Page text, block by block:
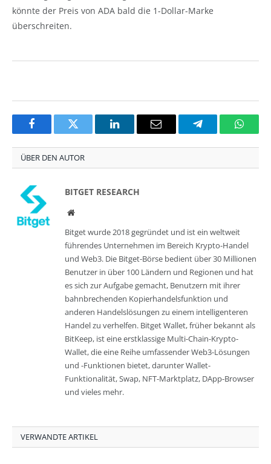
könnte der Preis von ADA bald die 1-Dollar-Marke
überschreiten.
FacebookTwitter LinkedInEmail Telegram
ÜBER DEN AUTOR
BITGET RESEARCH
Website
Bitget wurde 2018 gegründet und ist ein weltweit
führendes Unternehmen im Bereich Krypto-Handel
und Web3. Die Bitget-Börse bedient über 30 Millionen
Benutzer in über 100 Ländern und Regionen und hat
es sich zur Aufgabe gemacht, Benutzern mit ihrer
bahnbrechenden Kopierhandelsfunktion und
anderen Handelslösungen zu einem intelligenteren
Handel zu verhelfen. Bitget Wallet, früher bekannt als
BitKeep, ist eine erstklassige Multi-Chain-Krypto-
Wallet, die eine Reihe umfassender Web3-Lösungen
und -Funktionen bietet, darunter Wallet-
Funktionalität, Swap, NFT-Marktplatz, DApp-Browser
und vieles mehr.
VERWANDTE ARTIKEL